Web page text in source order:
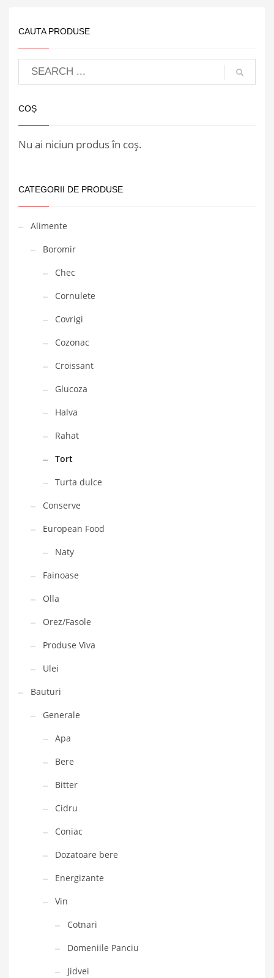
CAUTA PRODUSE
COȘ
Nu ai niciun produs în coș.
CATEGORII DE PRODUSE
Alimente
Boromir
Chec
Cornulete
Covrigi
Cozonac
Croissant
Glucoza
Halva
Rahat
Tort
Turta dulce
Conserve
European Food
Naty
Fainoase
Olla
Orez/Fasole
Produse Viva
Ulei
Bauturi
Generale
Apa
Bere
Bitter
Cidru
Coniac
Dozatoare bere
Energizante
Vin
Cotnari
Domeniile Panciu
Jidvei